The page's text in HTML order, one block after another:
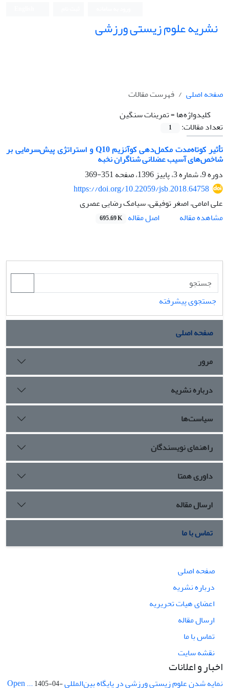
نشریه علوم زیستی ورزشی
صفحه اصلی
فهرست مقالات
کلیدواژه‌ها =تمرینات سنگین
تعداد مقالات:
1
تأثیر کوتاه‌مدت مکمل‌دهی کوآنزیم Q10 و استراتژی پیش‌سرمایی بر
شاخص‌های آسیب عضلانی شناگران نخبه‌
دوره 9، شماره 3، پاییز 1396، صفحه
351-369
https://doi.org/10.22059/jsb.2018.64758
علی امامی، اصغر توفیقی، سیامک رضایی عصری
مشاهده مقاله
اصل مقاله 695.69 K
جستجوی پیشرفته
صفحه اصلی
مرور
درباره نشریه
سیاست‌ها
راهنمای نویسندگان
داوری همتا
ارسال مقاله
تماس با ما
صفحه اصلی
درباره نشریه
اعضای هیات تحریریه
ارسال مقاله
تماس با ما
نقشه سایت
اخبار و اعلانات
نمایه شدن علوم زیستی ورزشی در پایگاه بین‌المللی Open ...1405-04-